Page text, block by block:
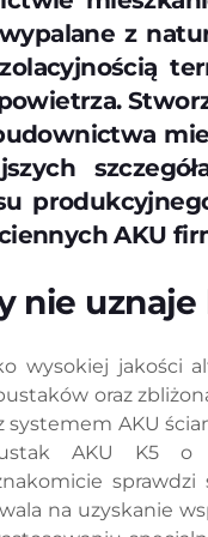
z
AKU
nie
wysokiej jakości
oraz
AKU
AKU K5 o
na uzyskanie